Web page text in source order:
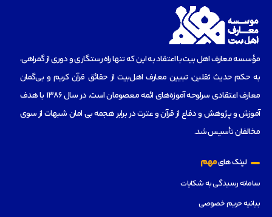
مؤسسه‌ معارف اهل بیت با اعتقاد به این که تنها راه رستگاری و دوری از گمراهی،
به حکم حدیث ثقلین، تبیین معارف اهل‌بیت از حقائق قرآن کریم و بی‌گمان
معارف اعتقادی سرلوحه آموزه‌های ائمه معصومان است، در سال 1386 با هدف
آموزش و پژوهش و دفاع از قرآن و عترت در برابر هجمه بی امان شبهات از سوی
مخالفان تأسیس شد.
لینک هایمهم
سامانه رسیدگی به شکایات
بیانیه حریم خصوصی